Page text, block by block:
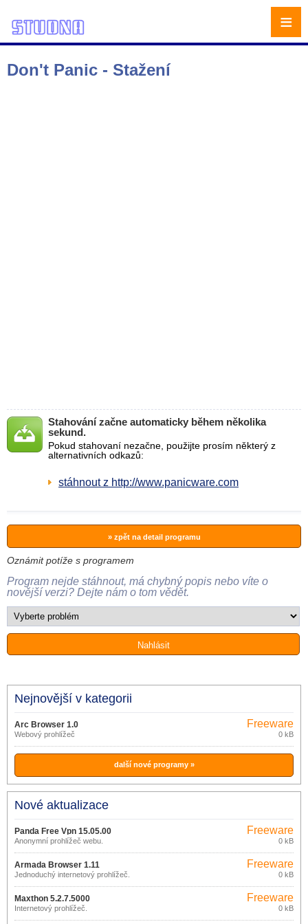
Don't Panic - Stažení
Stahování začne automaticky během několika
sekund.
Pokud stahovaní nezačne, použijte prosím některý z
alternativních odkazů:
stáhnout z http://www.panicware.com
» zpět na detail programu
Oznámit potíže s programem
Program nejde stáhnout, má chybný popis nebo víte o
novější verzi? Dejte nám o tom vědět.
Nejnovější v kategorii
Arc Browser 1.0
Webový prohlížeč
Freeware
0 kB
další nové programy »
Nové aktualizace
Panda Free Vpn 15.05.00
Anonymní prohlížeč webu.
Freeware
0 kB
Armada Browser 1.11
Jednoduchý internetový prohlížeč.
Freeware
0 kB
Maxthon 5.2.7.5000
Internetový prohlížeč.
Freeware
0 kB
≡